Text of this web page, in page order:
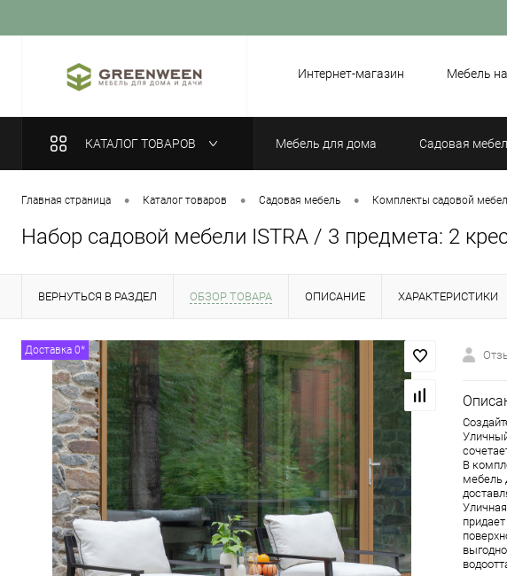
Интернет-магазин
Мебель
КАТАЛОГ ТОВАРОВ Мебель для дома Садовая
Главная страница • Каталог товаров • Садовая мебель • Комплекты садовой
Набор садовой мебели ISTRA / 3 предмета: 2
ВЕРНУТЬСЯ В РАЗДЕЛ ОБЗОР ТОВАРА ОПИСАНИЕ ХАРАКТЕРИСТИКИ
Доставка 0*
В
мебель